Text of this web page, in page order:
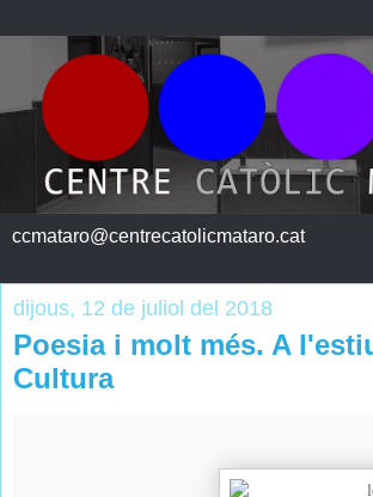
ccmataro@centrecatolicmataro.cat
dijous, 12 de juliol del 2018
Poesia i molt més. A
Cultura